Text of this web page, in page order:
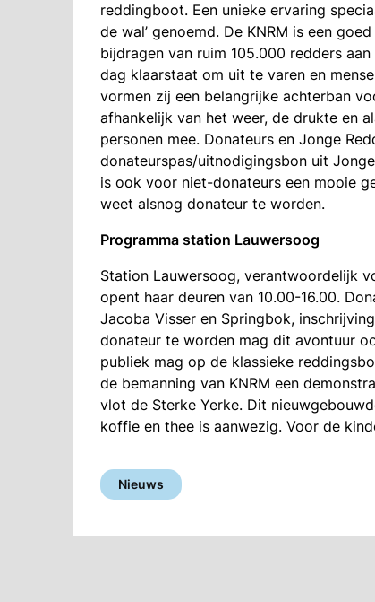
reddingboot. Een unieke ervaring
de wal’ genoemd. De KNRM is een
bijdragen van ruim 105.000 redders
dag klaarstaat om uit te varen en
vormen zij een belangrijke achterban
afhankelijk van het weer, de drukte en
personen mee. Donateurs en Jonge
donateurspas/uitnodigingsbon uit
is ook voor niet-donateurs een mooie
weet alsnog donateur te worden.
Programma station Lauwersoog
Station Lauwersoog, verantwoordelijk
opent haar deuren van 10.00-16.00.
Jacoba Visser en Springbok,
donateur te worden mag dit avontuur
publiek mag op de klassieke
de bemanning van KNRM een
vlot de Sterke Yerke. Dit
koffie en thee is aanwezig. Voor de
Nieuws